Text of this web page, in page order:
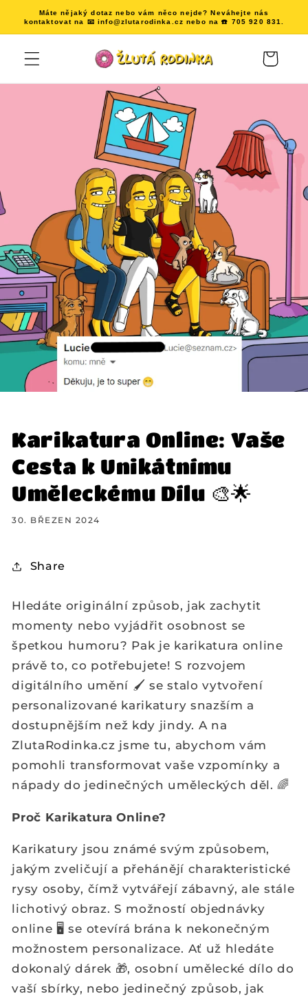
Přejít k
obsahu
Máte nějaký dotaz nebo vám něco nejde? Neváhejte nás
kontaktovat na 📧 info@zlutarodinka.cz nebo na ☎️ 705 920 831.
Košík
Karikatura Online: Vaše
Cesta k Unikátnímu
Uměleckému Dílu 🎨🌟
30. BŘEZEN 2024
Share
Hledáte originální způsob, jak zachytit
momenty nebo vyjádřit osobnost se
špetkou humoru? Pak je karikatura online
právě to, co potřebujete! S rozvojem
digitálního umění 🖌️ se stalo vytvoření
personalizované karikatury snazším a
dostupnějším než kdy jindy. A na
ZlutaRodinka.cz jsme tu, abychom vám
pomohli transformovat vaše vzpomínky a
nápady do jedinečných uměleckých děl. 🌈
Proč Karikatura Online?
Karikatury jsou známé svým způsobem,
jakým zveličují a přehánějí charakteristické
rysy osoby, čímž vytvářejí zábavný, ale stále
lichotivý obraz. S možností objednávky
online 🖥️ se otevírá brána k nekonečným
možnostem personalizace. Ať už hledáte
dokonalý dárek 🎁, osobní umělecké dílo do
vaší sbírky, nebo jedinečný způsob, jak